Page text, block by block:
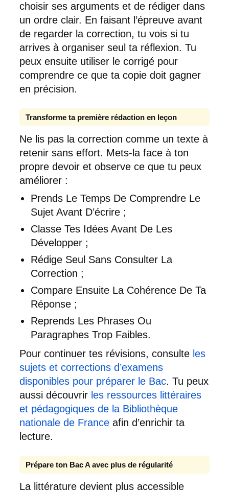
choisir ses arguments et de rédiger dans
un ordre clair. En faisant l’épreuve avant
de regarder la correction, tu vois si tu
arrives à organiser seul ta réflexion. Tu
peux ensuite utiliser le corrigé pour
comprendre ce que ta copie doit gagner
en précision.
Transforme ta première rédaction en leçon
Ne lis pas la correction comme un texte à
retenir sans effort. Mets-la face à ton
propre devoir et observe ce que tu peux
améliorer :
Prends Le Temps De Comprendre Le
Sujet Avant D’écrire ;
Classe Tes Idées Avant De Les
Développer ;
Rédige Seul Sans Consulter La
Correction ;
Compare Ensuite La Cohérence De Ta
Réponse ;
Reprends Les Phrases Ou
Paragraphes Trop Faibles.
Pour continuer tes révisions, consulte les
sujets et corrections d’examens
disponibles pour préparer le Bac. Tu peux
aussi découvrir les ressources littéraires
et pédagogiques de la Bibliothèque
nationale de France afin d’enrichir ta
lecture.
Prépare ton Bac A avec plus de régularité
La littérature devient plus accessible